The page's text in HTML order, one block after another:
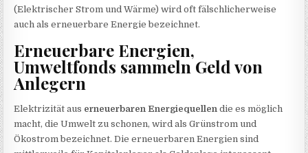
(Elektrischer Strom und Wärme) wird oft fälschlicherweise
auch als erneuerbare Energie bezeichnet.
Erneuerbare Energien,
Umweltfonds sammeln Geld von
Anlegern
Elektrizität aus erneuerbaren Energiequellen die es möglich
macht, die Umwelt zu schonen, wird als Grünstrom und
Ökostrom bezeichnet. Die erneuerbaren Energien sind